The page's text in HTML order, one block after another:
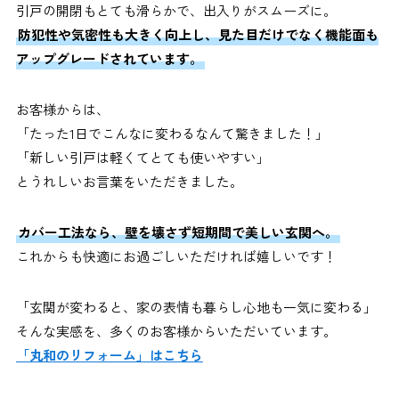
引戸の開閉もとても滑らかで、出入りがスムーズに。
防犯性や気密性も大きく向上し、見た目だけでなく機能面も
アップグレードされています。
お客様からは、
「たった1日でこんなに変わるなんて驚きました！」
「新しい引戸は軽くてとても使いやすい」
とうれしいお言葉をいただきました。
カバー工法なら、壁を壊さず短期間で美しい玄関へ。
これからも快適にお過ごしいただければ嬉しいです！
「玄関が変わると、家の表情も暮らし心地も一気に変わる」
そんな実感を、多くのお客様からいただいています。
「丸和のリフォーム」はこちら